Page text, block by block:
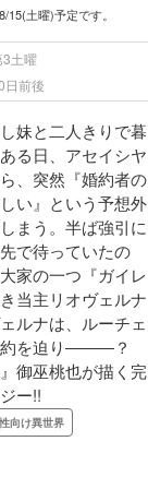
15(土曜)予定です。
3土曜
日前後
妹と二人きりで暮
る日、アセイシヤ
、突然『婚約者の
い』という予想外
まう。半ば強引に
で待っていたの
家の一つ『ガイレ
当主リオヴェルナ
ルナは、ルーチェ
約を迫り―――？
御巫桃也が描く完
ー!!
向け異世界